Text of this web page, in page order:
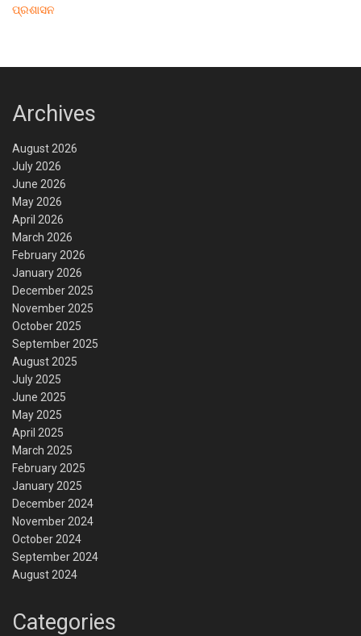
ପ୍ରଶାସନ
Archives
August 2026
July 2026
June 2026
May 2026
April 2026
March 2026
February 2026
January 2026
December 2025
November 2025
October 2025
September 2025
August 2025
July 2025
June 2025
May 2025
April 2025
March 2025
February 2025
January 2025
December 2024
November 2024
October 2024
September 2024
August 2024
Categories